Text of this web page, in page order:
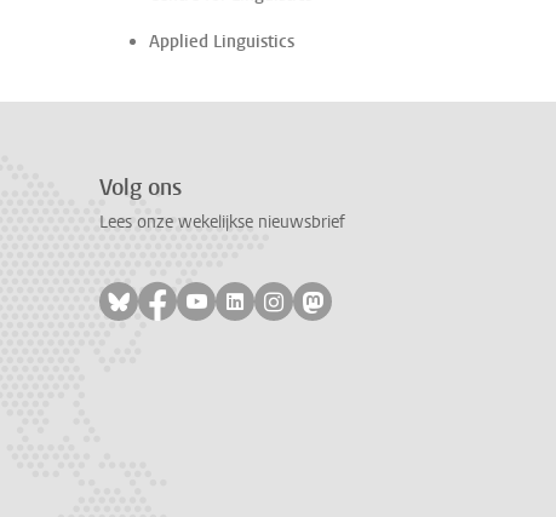
Applied Linguistics
Volg ons
Lees onze wekelijkse nieuwsbrief
Volg ons op bluesky
Volg ons op facebook
Volg ons op youtube
Volg ons op linkedin
Volg ons op instagram
Volg ons op mastodon